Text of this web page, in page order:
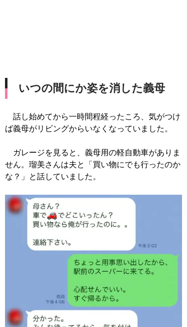
いつの間にか姿を消した義母
話し始めてから一時間程経ったころ、気がつけ
ば義母がリビングからいなくなっていました。
ガレージを見ると、義母用の軽自動車がありま
せん。瑠美さんは夫と「買い物にでも行ったのか
な？」と話していました。